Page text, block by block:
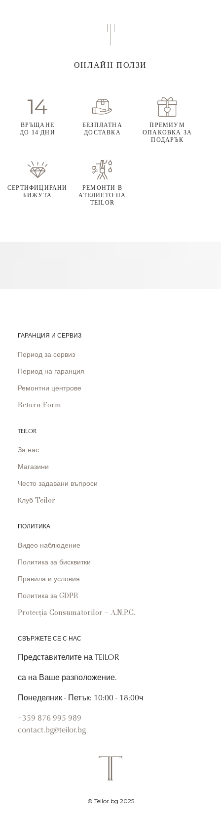
ОНЛАЙН ПОЛЗИ
ВРЪЩАНЕ
ДО 14 ДНИ
БЕЗПЛАТНА
ДОСТАВКА
ПРЕМИУМ
ОПАКОВКА ЗА
ПОДАРЪК
СЕРТИФИЦИРАНИ
БИЖУТА
РЕМОНТИ В
АТЕЛИЕТО НА
TEILOR
ГАРАНЦИЯ И СЕРВИЗ
Период за сервиз
Период на гаранция
Ремонтни центрове
Return Form
TEILOR
За нас
Магазини
Често задавани въпроси
Клуб Teilor
ПОЛИТИКА
Видео наблюдение
Политика за бисквитки
Правила и условия
Политика за GDPR
Protecția Consumatorilor – A.N.P.C.
СВЪРЖЕТЕ СЕ С НАС
Представителите на TEILOR
са на Ваше разположение.
Понеделник - Петък: 10:00 - 18:00ч
+359 876 995 989
contact.bg@teilor.bg
© Teilor.bg 2025